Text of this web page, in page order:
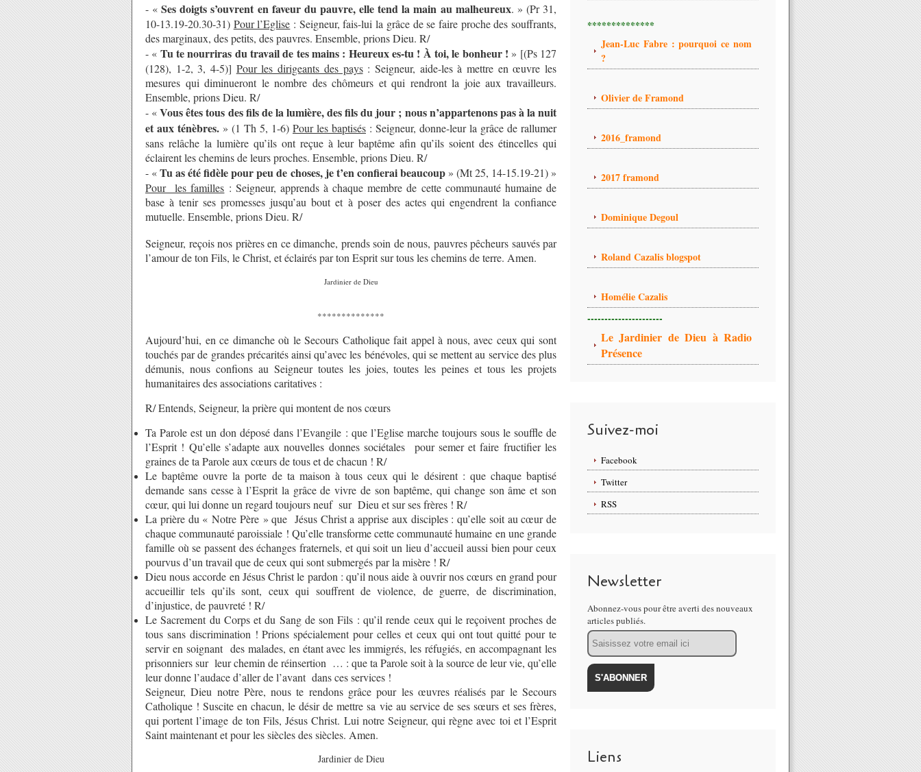
- «Ses doigts s’ouvrent en faveur du pauvre, elle tend la main au malheureux. » (Pr 31,
10-13.19-20.30-31) Pour l’Eglise : Seigneur, fais-lui la grâce de se faire proche des souffrants,
des marginaux, des petits, des pauvres. Ensemble, prions Dieu. R/
- « Tu te nourriras du travail de tes mains : Heureux es-tu ! À toi, le bonheur ! » [(Ps 127
(128), 1-2, 3, 4-5)] Pour les dirigeants des pays: Seigneur, aide-les à mettre en œuvre les
mesures qui diminueront le nombre des chômeurs et qui rendront la joie aux travailleurs.
Ensemble, prions Dieu. R/
- «Vous êtes tous des fils de la lumière, des fils du jour ; nous n’appartenons pas à la nuit
et aux ténèbres. » (1 Th 5, 1-6) Pour les baptisés : Seigneur, donne-leur la grâce de rallumer
sans relâche la lumière qu’ils ont reçue à leur baptême afin qu’ils soient des étincelles qui
éclairent les chemins de leurs proches. Ensemble, prions Dieu. R/
- «Tu as été fidèle pour peu de choses, je t’en confierai beaucoup » (Mt 25, 14-15.19-21) »
Pour les familles : Seigneur, apprends à chaque membre de cette communauté humaine de
base à tenir ses promesses jusqu’au bout et à poser des actes qui engendrent la confiance
mutuelle. Ensemble, prions Dieu. R/
Seigneur, reçois nos prières en ce dimanche, prends soin de nous, pauvres pêcheurs sauvés par
l’amour de ton Fils, le Christ, et éclairés par ton Esprit sur tous les chemins de terre. Amen.
Jardinier de Dieu
**************
Aujourd’hui, en ce dimanche où le Secours Catholique fait appel à nous, avec ceux qui sont
touchés par de grandes précarités ainsi qu’avec les bénévoles, qui se mettent au service des plus
démunis, nous confions au Seigneur toutes les joies, toutes les peines et tous les projets
humanitaires des associations caritatives :
R/ Entends, Seigneur, la prière qui montent de nos cœurs
Ta Parole est un don déposé dans l’Evangile : que l’Eglise marche toujours sous le souffle de
l’Esprit ! Qu’elle s’adapte aux nouvelles donnes sociétales pour semer et faire fructifier les
graines de ta Parole aux cœurs de tous et de chacun ! R/
Le baptême ouvre la porte de ta maison à tous ceux qui le désirent : que chaque baptisé
demande sans cesse à l’Esprit la grâce de vivre de son baptême, qui change son âme et son
cœur, qui lui donne un regard toujours neuf sur Dieu et sur ses frères ! R/
La prière du « Notre Père » que Jésus Christ a apprise aux disciples : qu’elle soit au cœur de
chaque communauté paroissiale ! Qu’elle transforme cette communauté humaine en une grande
famille où se passent des échanges fraternels, et qui soit un lieu d’accueil aussi bien pour ceux
pourvus d’un travail que de ceux qui sont submergés par la misère ! R/
Dieu nous accorde en Jésus Christ le pardon : qu’il nous aide à ouvrir nos cœurs en grand pour
accueillir tels qu’ils sont, ceux qui souffrent de violence, de guerre, de discrimination,
d’injustice, de pauvreté ! R/
Le Sacrement du Corps et du Sang de son Fils : qu’il rende ceux qui le reçoivent proches de
tous sans discrimination ! Prions spécialement pour celles et ceux qui ont tout quitté pour te
servir en soignant des malades, en étant avec les immigrés, les réfugiés, en accompagnant les
prisonniers sur leur chemin de réinsertion … : que ta Parole soit à la source de leur vie, qu’elle
leur donne l’audace d’aller de l’avant dans ces services !
Seigneur, Dieu notre Père, nous te rendons grâce pour les œuvres réalisés par le Secours
Catholique ! Suscite en chacun, le désir de mettre sa vie au service de ses sœurs et ses frères,
qui portent l’image de ton Fils, Jésus Christ. Lui notre Seigneur, qui règne avec toi et l’Esprit
Saint maintenant et pour les siècles des siècles. Amen.
Jardinier de Dieu
**************
Jean-Luc Fabre : pourquoi ce nom
?
Olivier de Framond
2016_framond
2017 framond
Dominique Degoul
Roland Cazalis blogspot
Homélie Cazalis
----------------------
Le Jardinier de Dieu à Radio
Présence
Suivez-moi
Facebook
Twitter
RSS
Newsletter
Abonnez-vous pour être averti des nouveaux
articles publiés.
Email
Liens